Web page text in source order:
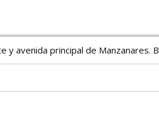
y avenida principal de Manzanares.